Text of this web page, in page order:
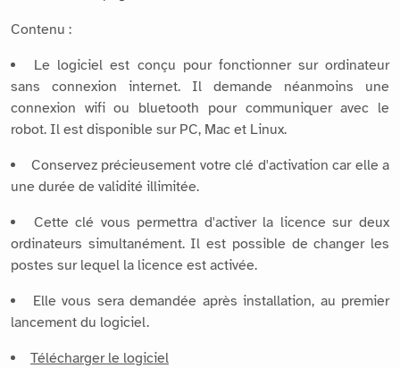
Contenu :
Le logiciel est conçu pour fonctionner sur ordinateur
sans connexion internet. Il demande néanmoins une
connexion wifi ou bluetooth pour communiquer avec le
robot. Il est disponible sur PC, Mac et Linux.
Conservez précieusement votre clé d'activation car elle a
une durée de validité illimitée.
Cette clé vous permettra d'activer la licence sur deux
ordinateurs simultanément. Il est possible de changer les
postes sur lequel la licence est activée.
Elle vous sera demandée après installation, au premier
lancement du logiciel.
Télécharger le logiciel